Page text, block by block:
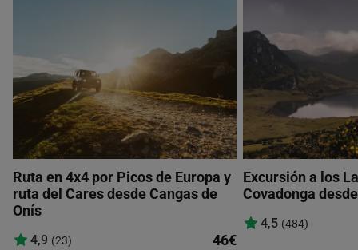
Ruta en 4x4 por Picos de Europa y
ruta del Cares desde Cangas de
Onís
4,9 (23) 46€
Excursión a los
Covadonga
4,5 (484)